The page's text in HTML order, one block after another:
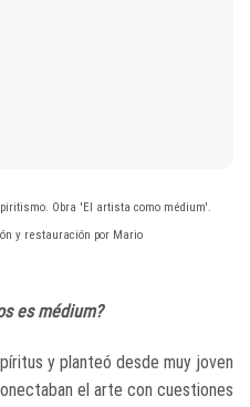
Obra 'El artista como médium'.
y restauración por Mario
es médium?
y planteó desde muy joven
el arte con cuestiones